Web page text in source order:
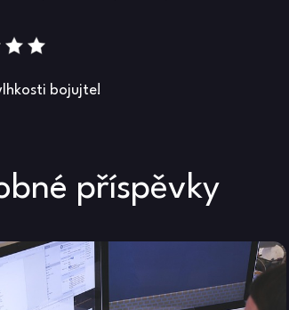
bojujte!
příspěvky